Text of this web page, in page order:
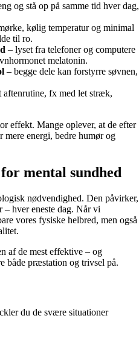
og stå op på samme tid hver dag,
kølig temperatur og minimal
til ro.
– lyset fra telefoner og computere
melatonin.
– begge dele kan forstyrre søvnen,
aftenrutine, fx med let stræk,
effekt. Mange oplever, at de efter
mere energi, bedre humør og
mental sundhed
nødvendighed. Den påvirker,
hver eneste dag. Når vi
vores fysiske helbred, men også
af de mest effektive – og
både præstation og trivsel på.
du de svære situationer